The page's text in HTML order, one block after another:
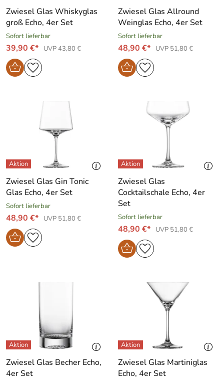
Zwiesel Glas Whiskyglas
groß Echo, 4er Set
Sofort lieferbar
39,90 €* UVP 43,80 €
Zwiesel Glas Allround
Weinglas Echo, 4er Set
Sofort lieferbar
48,90 €* UVP 51,80 €
Zwiesel Glas Gin Tonic
Glas Echo, 4er Set
Sofort lieferbar
48,90 €* UVP 51,80 €
Zwiesel Glas
Cocktailschale Echo, 4er
Set
Sofort lieferbar
48,90 €* UVP 51,80 €
Zwiesel Glas Becher Echo,
4er Set
Zwiesel Glas Martiniglas
Echo, 4er Set